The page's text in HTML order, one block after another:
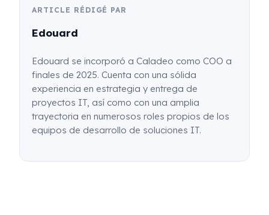
ARTICLE RÉDIGÉ PAR
Edouard
Edouard se incorporó a Caladeo como COO a
finales de 2025. Cuenta con una sólida
experiencia en estrategia y entrega de
proyectos IT, así como con una amplia
trayectoria en numerosos roles propios de los
equipos de desarrollo de soluciones IT.